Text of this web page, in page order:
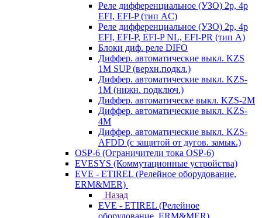
Реле дифференциальное (УЗО) 2р, 4р
EFI, EFI-P (тип AС)
Реле дифференциальное (УЗО) 2р, 4р
EFI, EFI-P, EFI-P NL, EFI-PR (тип A)
Блоки диф. реле DIFO
Диффер. автоматические выкл. KZS
1M SUP (верхн.подкл.)
Диффер. автоматические выкл. KZS-
1M (нижн. подключ.)
Диффер. автоматическе выкл. KZS-2M
Диффер. автоматические выкл. KZS-
4M
Диффер. автоматические выкл. KZS-
AFDD (с защитой от дугов. замык.)
OSP-6 (Ограничители тока OSP-6)
EVESYS (Коммутационные устройства)
EVE - ETIREL (Релейное оборудование,
ERM&MER)
Назад
EVE - ETIREL (Релейное
оборудование, ERM&MER)